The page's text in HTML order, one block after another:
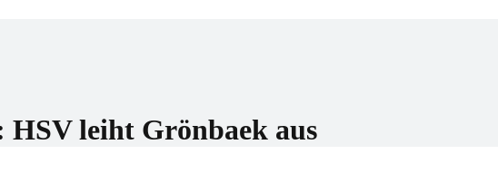
leiht Grönbaek aus